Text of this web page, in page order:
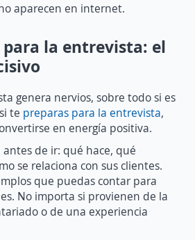
aparecen en internet.
la entrevista: el
genera nervios, sobre todo si es
te preparas para la entrevista,
en energía positiva.
de ir: qué hace, qué
se relaciona con sus clientes.
que puedas contar para
No importa si provienen de la
o de una experiencia